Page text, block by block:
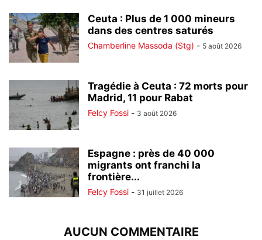
Ceuta : Plus de 1 000 mineurs
dans des centres saturés
Chamberline Massoda (Stg) - 5 août 2026
Tragédie à Ceuta : 72 morts pour
Madrid, 11 pour Rabat
Felcy Fossi - 3 août 2026
Espagne : près de 40 000
migrants ont franchi la
frontière...
Felcy Fossi - 31 juillet 2026
AUCUN COMMENTAIRE